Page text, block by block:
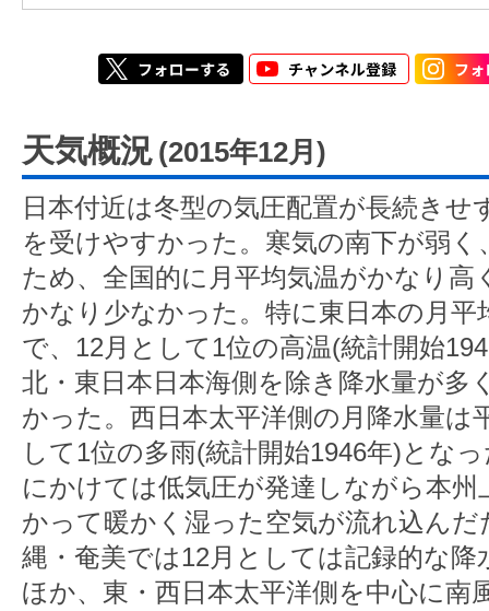
天気概況 (2015年12月)
日本付近は冬型の気圧配置が長続きせ
を受けやすかった。寒気の南下が弱
ため、全国的に月平均気温がかなり高
かなり少なかった。特に東日本の月
で、12月として1位の高温(統計開始
北・東日本日本海側を除き降水量が多
かった。西日本太平洋側の月降水量は
して1位の多雨(統計開始1946年)とな
にかけては低気圧が発達しながら本州
かって暖かく湿った空気が流れ込んだ
縄・奄美では12月としては記録的な
ほか、東・西日本太平洋側を中心に南